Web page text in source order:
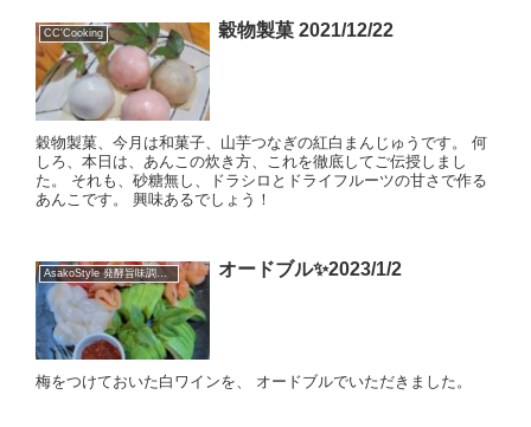
CC'Cooking 穀物製菓 2021/12/22
穀物製菓、今月は和菓子、山芋つなぎの紅白まんじゅうです。 何
しろ、本日は、あんこの炊き方、これを徹底してご伝授しまし
た。 それも、砂糖無し、ドラシロとドライフルーツの甘さで作る
あんこです。 興味あるでしょう！
オードブル✨2023/1/2
梅をつけておいた白ワインを、 オードブルでいただきました。